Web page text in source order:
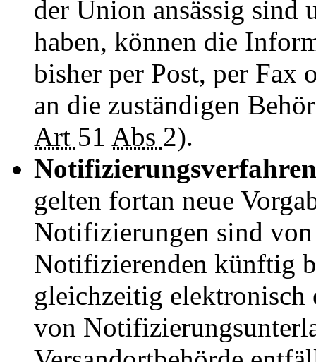
der Union ansässig
haben, können die
bisher per Post, per Fax
an die zuständigen
Art 51 Abs 2).
gelten fortan neue
Notifizierungen sind
Notifizierenden künftig
gleichzeitig
von